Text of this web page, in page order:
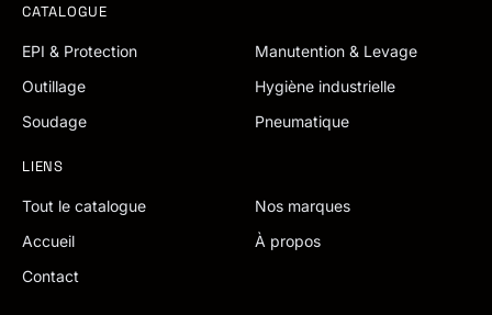
CATALOGUE
EPI & Protection
Manutention & Levage
Outillage
Hygiène industrielle
Soudage
Pneumatique
LIENS
Tout le catalogue
Nos marques
Accueil
À propos
Contact